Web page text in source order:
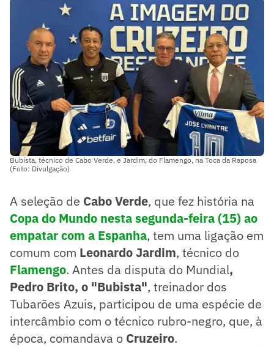
Bubista, técnico de Cabo Verde, e Jardim, do Flamengo, na Toca da Raposa
(Foto: Divulgação)
A seleção de Cabo Verde, que fez história na
Copa do Mundo nesta segunda-feira (15) ao
empatar com a Espanha, tem uma ligação em
comum com Leonardo Jardim, técnico do
Flamengo. Antes da disputa do Mundial,
Pedro Brito, o "Bubista", treinador dos
Tubarões Azuis, participou de uma espécie de
intercâmbio com o técnico rubro-negro, que, à
época, comandava o Cruzeiro.